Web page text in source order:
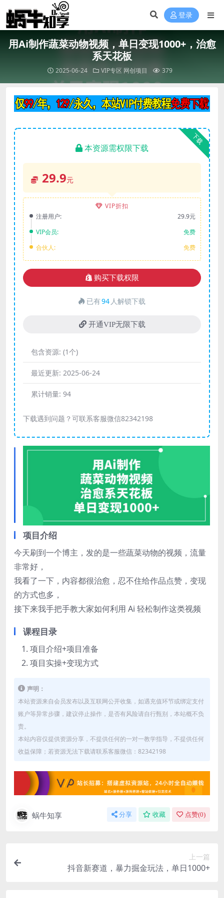
登录
用Ai制作蔬菜动物视频，单日变现1000+，治愈
系天花板
2025-06-24 VIP专区 网创项目 379
下载
本资源需权限下载
29.9元
VIP折扣
注册用户:
29.9元
VIP会员:
免费
合伙人:
免费
购买下载权限
已有94 人解锁下载
开通VIP无限下载
包含资源: (1个)
最近更新: 2025-06-24
累计销量: 94
下载遇到问题？可联系客服微信82342198
项目介绍
今天刷到一个博主，发的是一些蔬菜动物的视频，流量
非常好，
我看了一下，内容都很治愈，忍不住给作品点赞，变现
的方式也多，
接下来我手把手教大家如何利用 Ai 轻松制作这类视频
课程目录
项目介绍+项目准备
项目实操+变现方式
声明：
本站资源来自会员发布以及互联网公开收集，如遇充值环节或绑定支付
账户等异常步骤，建议停止操作，是否有风险请自行甄别，本站概不负
责。
本站内容仅提供资源分享，不提供任何的一对一教学指导，不提供任何
收益保障；若资源无法下载请联系客服微信：82342198
蜗牛知享 分享 收藏 点赞(0)
上一篇
抖音新赛道，暴力掘金玩法，单日1000+